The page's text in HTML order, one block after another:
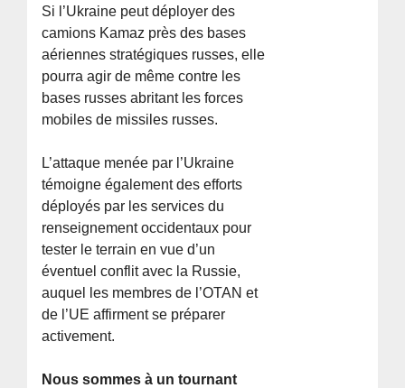
Si l’Ukraine peut déployer des
camions Kamaz près des bases
aériennes stratégiques russes, elle
pourra agir de même contre les
bases russes abritant les forces
mobiles de missiles russes.
L’attaque menée par l’Ukraine
témoigne également des efforts
déployés par les services du
renseignement occidentaux pour
tester le terrain en vue d’un
éventuel conflit avec la Russie,
auquel les membres de l’OTAN et
de l’UE affirment se préparer
activement.
Nous sommes à un tournant